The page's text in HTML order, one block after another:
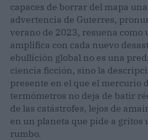
capaces de borrar del mapa
advertencia de Guterres,
verano de 2023, resuena como
amplifica con cada nuevo
ebullición global no es una
ciencia ficción, sino la
presente en el que el mercurio
termómetros no deja de batir
de las catástrofes, lejos de
en un planeta que pide a gritos
rumbo.